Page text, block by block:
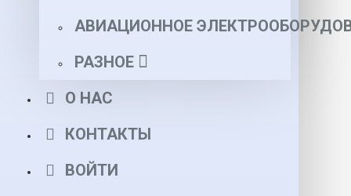
АВИАЦИОННОЕ
РАЗНОЕ
О НАС
КОНТАКТЫ
ВОЙТИ